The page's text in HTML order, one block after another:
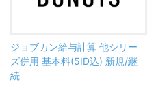
ジョブカン給与計算 他シリー
ズ併用 基本料(5ID込) 新規/継
続